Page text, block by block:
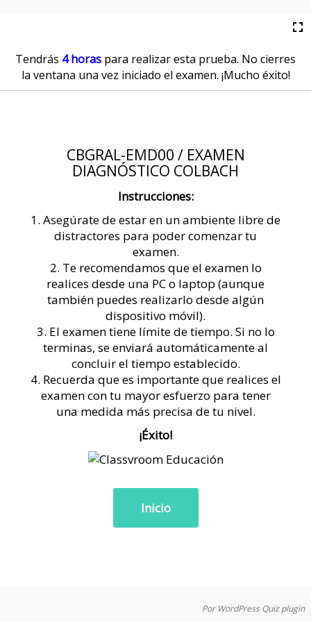
Tendrás 4 horas para realizar esta prueba. No cierres
la ventana una vez iniciado el examen. ¡Mucho éxito!
CBGRAL-EMD00 / EXAMEN
DIAGNÓSTICO COLBACH
Instrucciones:
1. Asegúrate de estar en un ambiente libre de
distractores para poder comenzar tu
examen.
2. Te recomendamos que el examen lo
realices desde una PC o laptop (aunque
también puedes realizarlo desde algún
dispositivo móvil).
3. El examen tiene límite de tiempo. Si no lo
terminas, se enviará automáticamente al
concluir el tiempo establecido.
4. Recuerda que es importante que realices el
examen con tu mayor esfuerzo para tener
una medida más precisa de tu nivel.
¡Éxito!
Por WordPress Quiz plugin